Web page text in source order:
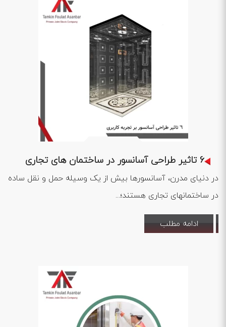
6 تاثیر طراحی آسانسور در ساختمان های تجاری
در دنیای مدرن، آسانسورها بیش از یک وسیله حمل و نقل ساده
در ساختمانهای تجاری هستند؛...
ادامه مطلب